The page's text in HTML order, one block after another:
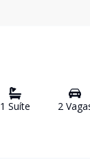
1 Suíte 2Vaga